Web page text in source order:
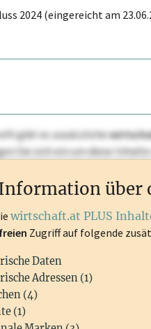
2024 (eingereicht am
gibt es zusätzliche
Sie sich ein um diese
über
wirtschaft.at PLUS
Zugriff auf folgende
Daten
Adressen (1)
(4)
(1)